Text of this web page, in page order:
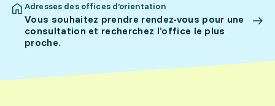
Adresses des offices d’orientation
Vous souhaitez prendre rendez-vous pour une
consultation et recherchez l’office le plus
proche.